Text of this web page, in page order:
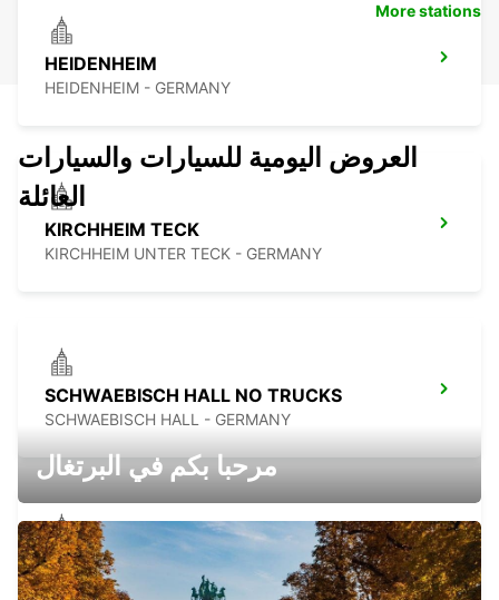
HEIDENHEIM
HEIDENHEIM - GERMANY
KIRCHHEIM TECK
KIRCHHEIM UNTER TECK - GERMANY
SCHWAEBISCH HALL NO TRUCKS
SCHWAEBISCH HALL - GERMANY
ESSLINGEN
ESSLINGEN - GERMANY
More stations
العروض اليومية للسيارات والسيارات
العائلة
مرحبا بكم في البرتغال